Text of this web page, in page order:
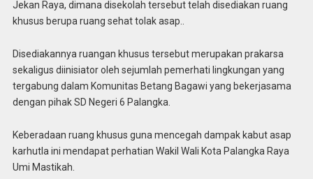
Jekan Raya, dimana disekolah tersebut telah disediakan ruang
khusus berupa ruang sehat tolak asap..
Disediakannya ruangan khusus tersebut merupakan prakarsa
sekaligus diinisiator oleh sejumlah pemerhati lingkungan yang
tergabung dalam Komunitas Betang Bagawi yang bekerjasama
dengan pihak SD Negeri 6 Palangka.
Keberadaan ruang khusus guna mencegah dampak kabut asap
karhutla ini mendapat perhatian Wakil Wali Kota Palangka Raya
Umi Mastikah.